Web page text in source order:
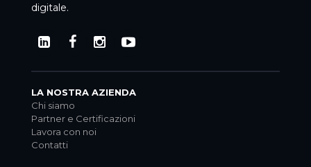
digitale.
LA NOSTRA AZIENDA
Chi siamo
Partner e Certificazioni
Lavora con noi
Contatti